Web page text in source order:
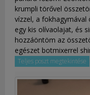
krumpli törővel
vízzel, a
egy kis olívaolajat, és
hozzáöntöm az
egészet botmixerrel
Teljes poszt megtekintése